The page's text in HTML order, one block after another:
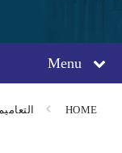
Menu
HOME